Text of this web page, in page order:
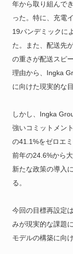
年から取り組んで
った。特に、充電
19パンデミックに
た。また、配送先
の重さが配送スピ
理由から、Ingka
に向けた現実的な
しかし、Ingka
強いコミットメン
の41.1%をゼロエ
前年の24.6%から
新たな政策の導入
る。
今回の目標再設定
みが現実的な課題
モデルの構築に向